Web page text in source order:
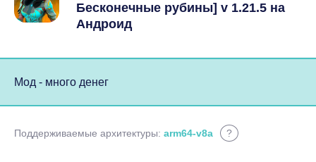
Бесконечные рубины] v 1.21.5 на
Андроид
Мод - много денег
Поддерживаемые архитектуры: arm64-v8a ?